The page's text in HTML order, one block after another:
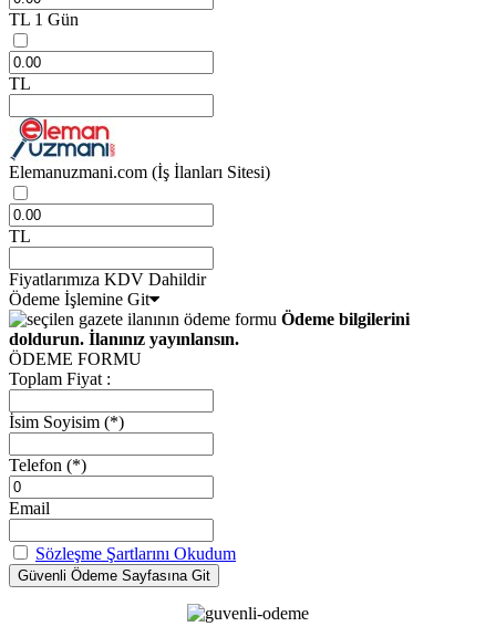
TL 1 Gün
TL
Elemanuzmani.com (İş İlanları Sitesi)
TL
Fiyatlarımıza KDV Dahildir
Ödeme İşlemine Git
Ödeme bilgilerini
doldurun. İlanınız yayınlansın.
ÖDEME FORMU
Toplam Fiyat :
İsim Soyisim (*)
Telefon (*)
Email
Sözleşme Şartlarını Okudum